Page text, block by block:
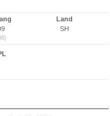
Land
SH